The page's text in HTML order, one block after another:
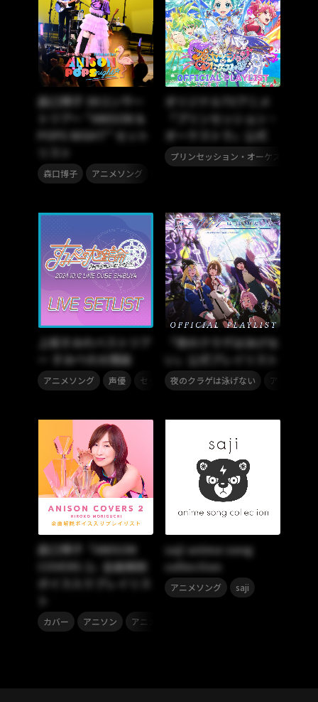
森口博子 39コンサー
トツアー “ANISON &
POPS NIGHT” セット
森口博子 アニメソング ,
オリジナルTVアニメ
「プリンセッション・
オーケストラ」公式
プリンセッション・オーケストラ
上坂すみれベストツア
ー すみぺの大理論
アニメソング 声優 セットリスト , 上坂すみれ
「夜のクラゲは泳げな
い」公式プレイリスト
夜のクラゲは泳げない アニメソン
森口博子「ANISON
COVERS 2」全曲解説
ボイス入りプレイリス
カバー アニソン アニメソング
saji anime song
collection
アニメソング saji